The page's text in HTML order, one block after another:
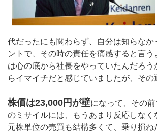
代だったにも関わらず、自分は知らな
ントで、その時の責任を痛感すると言
は心の底から社長をやっていたんだろ
らイマイチだと感じていましたが、その
株価は23,000円が壁になって、その
のミサイルには、もうあまり反応しな
元株単位の売買も結構多くて、乗り損